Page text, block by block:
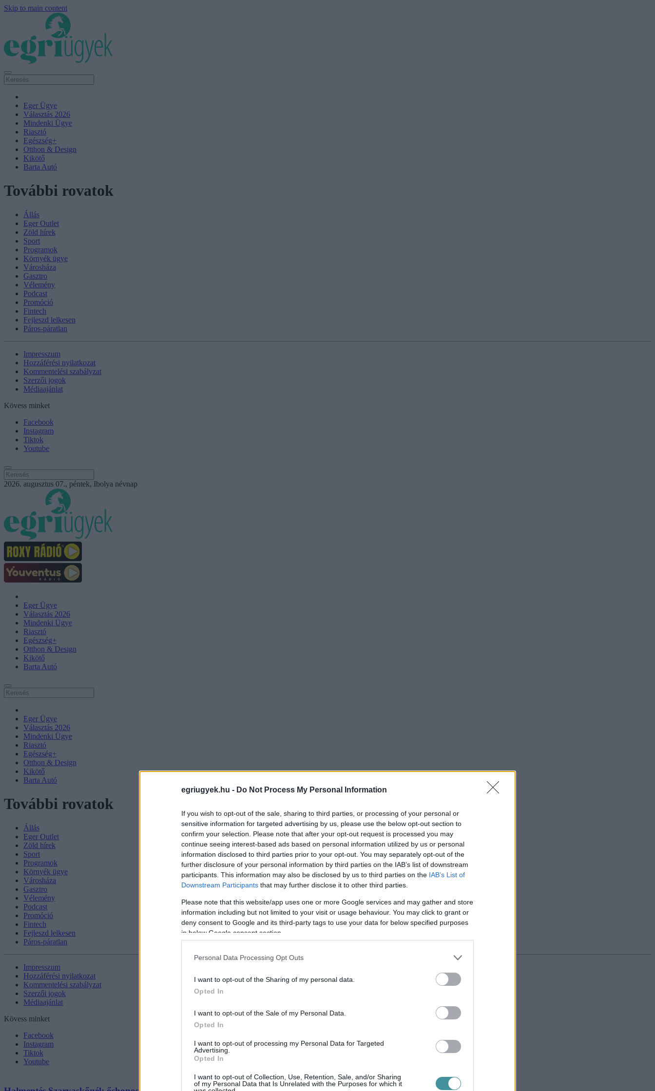
egriugyek.hu - Do Not Process My Personal Information
If you wish to opt-out of the sale, sharing to third parties, or processing of your personal or
sensitive information for targeted advertising by us, please use the below opt-out section to
confirm your selection. Please note that after your opt-out request is processed you may
continue seeing interest-based ads based on personal information utilized by us or personal
information disclosed to third parties prior to your opt-out. You may separately opt-out of the
further disclosure of your personal information by third parties on the IAB’s list of downstream
participants. This information may also be disclosed by us to third parties on the IAB’s List of
Downstream Participants that may further disclose it to other third parties.
Please note that this website/app uses one or more Google services and may gather and store
information including but not limited to your visit or usage behaviour. You may click to grant or
deny consent to Google and its third-party tags to use your data for below specified purposes
in below Google consent section.
Personal Data Processing Opt Outs
I want to opt-out of the Sharing of my personal data.
Opted In
I want to opt-out of the Sale of my Personal Data.
Opted In
I want to opt-out of processing my Personal Data for Targeted
Advertising.
Opted In
I want to opt-out of Collection, Use, Retention, Sale, and/or Sharing
of my Personal Data that Is Unrelated with the Purposes for which it
Skip to main content
Eger Ügye
Választás 2026
Mindenki Ügye
Riasztó
Egészség+
Otthon & Design
Kikötő
Barta Autó
További rovatok
Állás
Eger Outlet
Zöld hírek
Sport
Programok
Környék ügye
Városháza
Gasztro
Vélemény
Podcast
Promóció
Fintech
Fejleszd lelkesen
Páros-páratlan
Impresszum
Hozzáférési nyilatkozat
Kommentelési szabályzat
Szerzői jogok
Médiaajánlat
Kövess minket
Facebook
Instagram
Tiktok
Youtube
2026. augusztus 07., péntek, Ibolya névnap
Eger Ügye
Választás 2026
Mindenki Ügye
Riasztó
Egészség+
Otthon & Design
Kikötő
Barta Autó
Eger Ügye
Választás 2026
Mindenki Ügye
Riasztó
Egészség+
Otthon & Design
Kikötő
Barta Autó
További rovatok
Állás
Eger Outlet
Zöld hírek
Sport
Programok
Környék ügye
Városháza
Gasztro
Vélemény
Podcast
Promóció
Fintech
Fejleszd lelkesen
Páros-páratlan
Impresszum
Hozzáférési nyilatkozat
Kommentelési szabályzat
Szerzői jogok
Médiaajánlat
Kövess minket
Facebook
Instagram
Tiktok
Youtube